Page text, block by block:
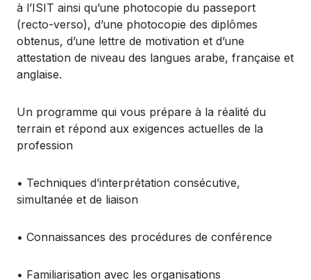
à l’ISIT ainsi qu’une photocopie du passeport
(recto-verso), d’une photocopie des diplômes
obtenus, d’une lettre de motivation et d’une
attestation de niveau des langues arabe, française et
anglaise.
Un programme qui vous prépare à la réalité du
terrain et répond aux exigences actuelles de la
profession
• Techniques d’interprétation consécutive,
simultanée et de liaison
• Connaissances des procédures de conférence
• Familiarisation avec les organisations